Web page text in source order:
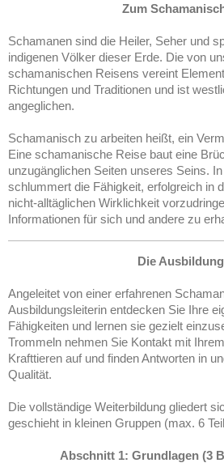
Zum
Schamanen sind die Heiler, Seher und
indigenen Völker dieser Erde. Die von
schamanischen Reisens vereint
Richtungen und Traditionen und ist
angeglichen.
Schamanisch zu arbeiten heißt, ein
Eine schamanische Reise baut eine
unzugänglichen Seiten unseres Seins.
schlummert die Fähigkeit, erfolgreich in
nicht-alltäglichen Wirklichkeit
Informationen für sich und andere zu
Die Ausbildung
Angeleitet von einer erfahrenen
Ausbildungsleiterin entdecken Sie Ihre
Fähigkeiten und lernen sie gezielt
Trommeln nehmen Sie Kontakt mit
Krafttieren auf und finden Antworten in
Qualität.
Die vollständige Weiterbildung gliedert
geschieht in kleinen Gruppen (max. 6
Abschnitt 1: Grundlagen (3